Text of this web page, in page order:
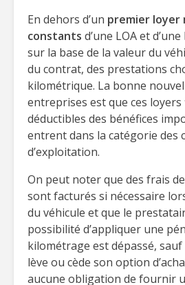
En dehors d’un premier loyer
constants d’une LOA et
sur la base de la valeur du
du contrat, des prestations
kilométrique. La bonne
entreprises est que ces
déductibles des bénéfices
entrent dans la catégorie des
d’exploitation.
On peut noter que des frais
sont facturés si nécessaire
du véhicule et que le
possibilité d’appliquer une
kilométrage est dépassé,
lève ou cède son option
aucune obligation de fournir